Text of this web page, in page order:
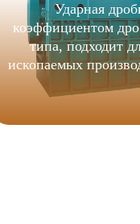
Ударная
коэффициентом
типа, подходит
ископаемых